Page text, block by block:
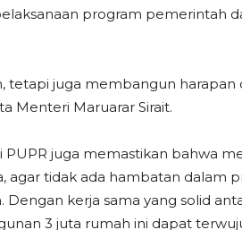
program pemerintah
tetapi juga membangun
Menteri Maruarar Sirait.
juga memastikan bahwa
agar tidak ada hambatan dalam
kerja sama yang solid
3 juta rumah ini dapat